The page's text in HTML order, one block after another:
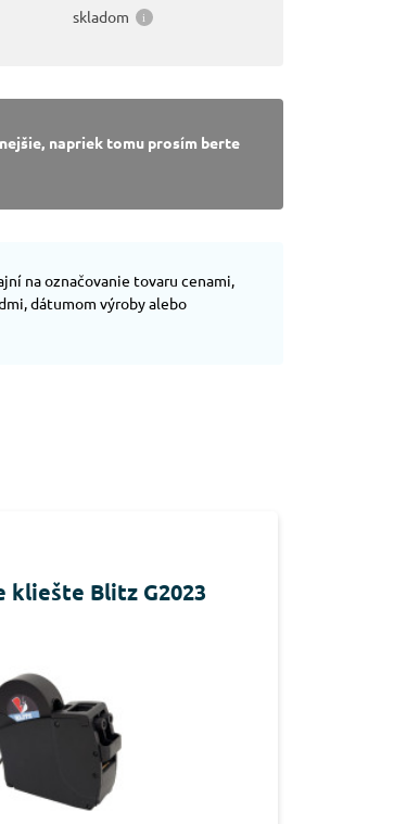
skladom
napriek tomu prosím berte
na označovanie tovaru cenami,
dátumom výroby alebo
kliešte Blitz G2023